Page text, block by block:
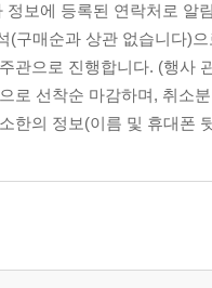
정보에 등록된 연락처로 알
(구매순과 상관 없습니다)
관으로 진행합니다. (행사
로 선착순 마감하며, 취소
한의 정보(이름 및 휴대폰